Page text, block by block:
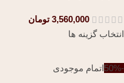
3,560,000 تومان
انتخاب گزینه ها
-50%
اتمام موجودی